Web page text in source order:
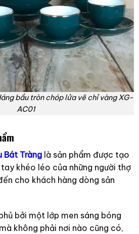
bầu tròn chóp lửa vẽ chỉ vàng XG-
AC01
Bát Trànglà sản phẩm được tạo
khéo léo của những người thợ
cho khách hàng dòng sản
bởi một lớp men sáng bóng
không phải nơi nào cũng có,